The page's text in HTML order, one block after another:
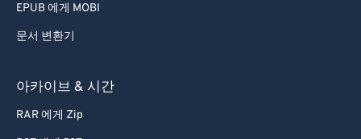
EPUB 에게 MOBI
문서 변환기
아카이브 & 시간
RAR 에게 Zip